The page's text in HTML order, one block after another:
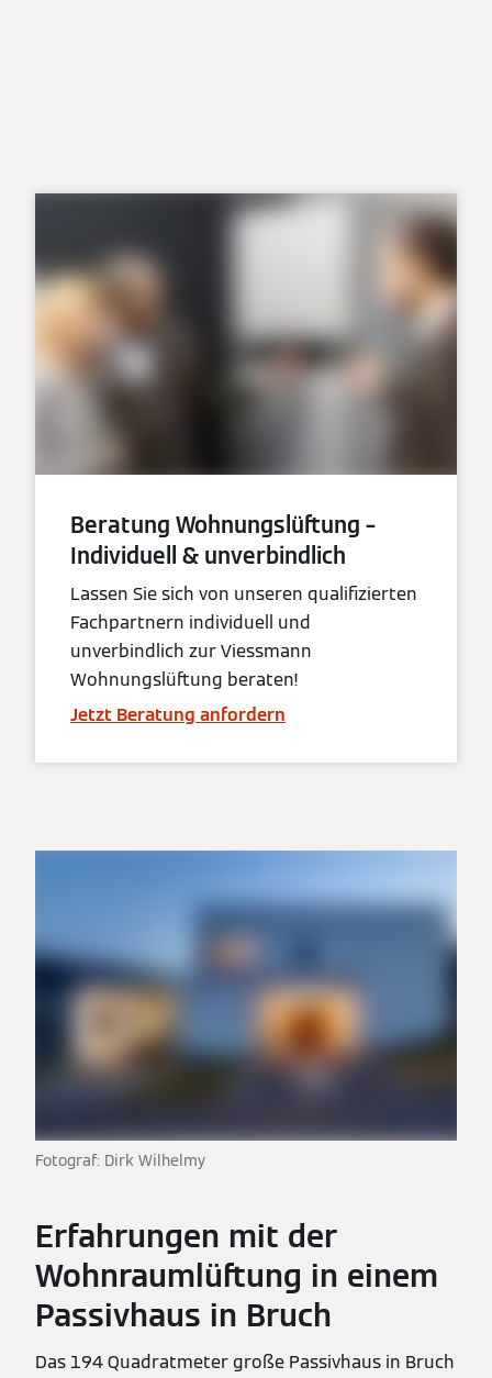
Beratung Wohnungslüftung –
Individuell & unverbindlich
Lassen Sie sich von unseren qualifizierten
Fachpartnern individuell und
unverbindlich zur Viessmann
Wohnungslüftung beraten!
Jetzt Beratung anfordern
Fotograf: Dirk Wilhelmy
Erfahrungen mit der
Wohnraumlüftung in einem
Passivhaus in Bruch
Das 194 Quadratmeter große Passivhaus in Bruch